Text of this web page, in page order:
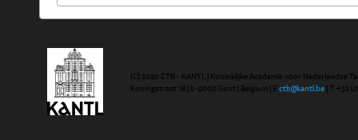
(C) 2020 CTB - KANTL | Koninklijke Academie voor Nederlandse
Koningstraat 18 | b-9000 Gent | Belgium | E ctb@kantl.be | T +32